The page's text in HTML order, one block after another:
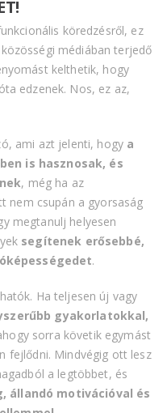
köredzésről, ez
médiában terjedő
kelthetik, hogy
edzenek. Nos, ez az,
ami azt jelenti, hogy a
is hasznosak, és
, még ha az
nem csupán a gyorsaság
megtanulj helyesen
segítenek erősebbé,
.
Ha teljesen új vagy
gyakorlatokkal,
sorra követik egymást
fejlődni. Mindvégig ott lesz
a legtöbbet, és
állandó motivációval és